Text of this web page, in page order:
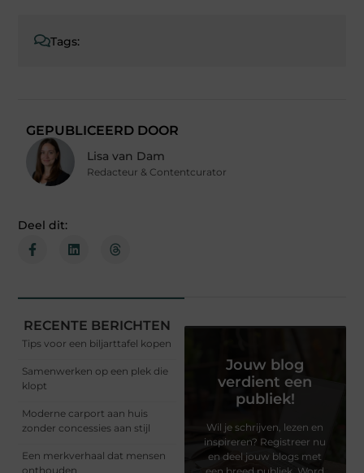
Tags:
GEPUBLICEERD DOOR
Lisa van Dam
Redacteur & Contentcurator
Deel dit:
RECENTE BERICHTEN
Tips voor een biljarttafel kopen
Samenwerken op een plek die
klopt
Moderne carport aan huis
zonder concessies aan stijl
Een merkverhaal dat mensen
onthouden
Jouw blog
verdient een
publiek!
Wil je schrijven, lezen en
inspireren? Registreer nu
en deel jouw blogs met